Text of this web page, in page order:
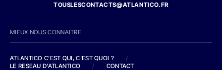
TOUSLESCONTACTS@ATLANTICO.FR
MIEUX NOUS CONNAITRE
ATLANTICO C'EST QUI, C'EST QUOI ?
/
LE RESEAU D'ATLANTICO
/ CONTACT